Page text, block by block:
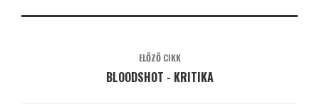
ELŐZŐ CIKK
BLOODSHOT - KRITIKA